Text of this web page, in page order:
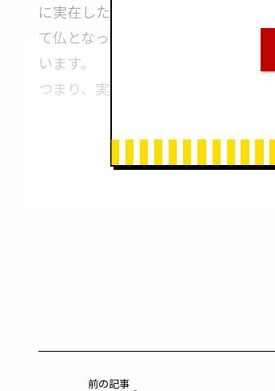
に実在した”今世”を生きたお釈迦
て仏となって以来、未来永劫（み
います。
つまり、実在のお釈迦様をより神
前の記事